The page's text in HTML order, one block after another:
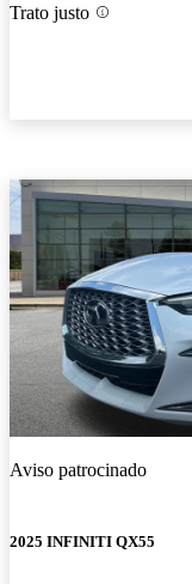
Trato justo
Aviso patrocinado
2025 INFINITI QX55